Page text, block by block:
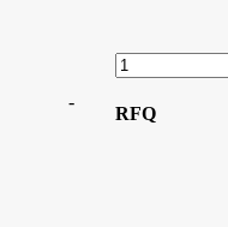
-
RFQ